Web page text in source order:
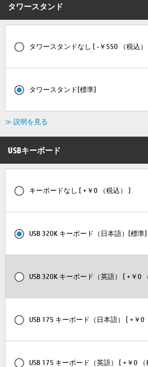
タワースタンド
タワースタンドなし [ -￥550 （税込）
タワースタンド[標準]
≫ 説明を見る
USBキーボード
キーボードなし [ +￥0 （税込） ]
USB 320K キーボード（日本語）[標準]
USB 320K キーボード（英語） [ +￥0
USB 175 キーボード（日本語） [ +￥0
USB 175 キーボード（英語） [ +￥0